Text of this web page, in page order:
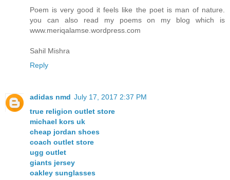
Poem is very good it feels like the poet is man of nature.
you can also read my poems on my blog which is
www.meriqalamse.wordpress.com
Sahil Mishra
Reply
adidas nmd July 17, 2017 2:37 PM
true religion outlet store
michael kors uk
cheap jordan shoes
coach outlet store
ugg outlet
giants jersey
oakley sunglasses